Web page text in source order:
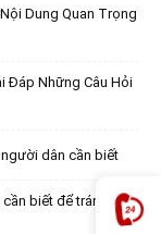
Dung Quan Trọng
Đáp Những Câu Hỏi
dân cần biết
biết để tránh vi